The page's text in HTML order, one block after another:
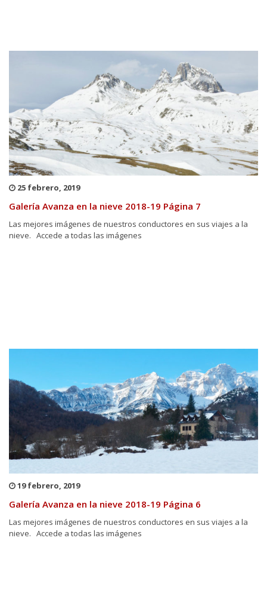
25 febrero, 2019
Galería Avanza en la nieve 2018-19 Página 7
Las mejores imágenes de nuestros conductores en sus viajes a la
nieve. Accede a todas las imágenes
19 febrero, 2019
Galería Avanza en la nieve 2018-19 Página 6
Las mejores imágenes de nuestros conductores en sus viajes a la
nieve. Accede a todas las imágenes